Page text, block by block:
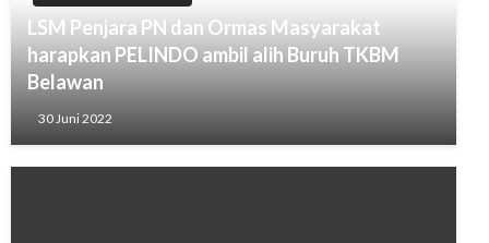
LSM Penjara PN dan Ormas Masyarakat
harapkan PELINDO ambil alih Buruh TKBM
Belawan
30 Juni 2022